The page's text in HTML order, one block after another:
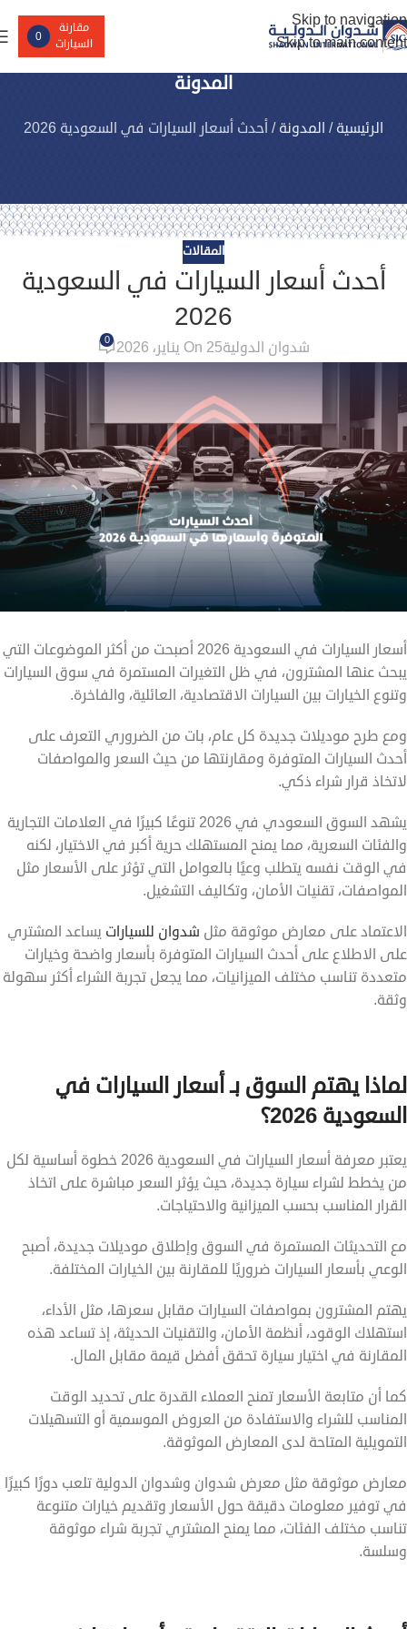
Skip to navigation
Skip to main content
مقارنة
السيارات
0
المدونة
الرئيسية/ المدونة/ أحدث أسعار السيارات في السعودية 2026
المقالات
أحدث أسعار السيارات في السعودية
2026
شدوان الدوليةOn 25 يناير، 2026 0
أسعار السيارات في السعودية 2026 أصبحت من أكثر الموضوعات التي
يبحث عنها المشترون، في ظل التغيرات المستمرة في سوق السيارات
وتنوع الخيارات بين السيارات الاقتصادية، العائلية، والفاخرة.
ومع طرح موديلات جديدة كل عام، بات من الضروري التعرف على
أحدث السيارات المتوفرة ومقارنتها من حيث السعر والمواصفات
لاتخاذ قرار شراء ذكي.
يشهد السوق السعودي في 2026 تنوعًا كبيرًا في العلامات التجارية
والفئات السعرية، مما يمنح المستهلك حرية أكبر في الاختيار، لكنه
في الوقت نفسه يتطلب وعيًا بالعوامل التي تؤثر على الأسعار مثل
المواصفات، تقنيات الأمان، وتكاليف التشغيل.
الاعتماد على معارض موثوقة مثل شدوان للسيارات يساعد المشتري
على الاطلاع على أحدث السيارات المتوفرة بأسعار واضحة وخيارات
متعددة تناسب مختلف الميزانيات، مما يجعل تجربة الشراء أكثر سهولة
وثقة.
لماذا يهتم السوق بـ أسعار السيارات في
السعودية 2026؟
يعتبر معرفة أسعار السيارات في السعودية 2026 خطوة أساسية لكل
من يخطط لشراء سيارة جديدة، حيث يؤثر السعر مباشرة على اتخاذ
القرار المناسب بحسب الميزانية والاحتياجات.
مع التحديثات المستمرة في السوق وإطلاق موديلات جديدة، أصبح
الوعي بأسعار السيارات ضروريًا للمقارنة بين الخيارات المختلفة.
يهتم المشترون بمواصفات السيارات مقابل سعرها، مثل الأداء،
استهلاك الوقود، أنظمة الأمان، والتقنيات الحديثة، إذ تساعد هذه
المقارنة في اختيار سيارة تحقق أفضل قيمة مقابل المال.
كما أن متابعة الأسعار تمنح العملاء القدرة على تحديد الوقت
المناسب للشراء والاستفادة من العروض الموسمية أو التسهيلات
التمويلية المتاحة لدى المعارض الموثوقة.
معارض موثوقة مثل معرض شدوان وشدوان الدولية تلعب دورًا كبيرًا
في توفير معلومات دقيقة حول الأسعار وتقديم خيارات متنوعة
تناسب مختلف الفئات، مما يمنح المشتري تجربة شراء موثوقة
وسلسة.